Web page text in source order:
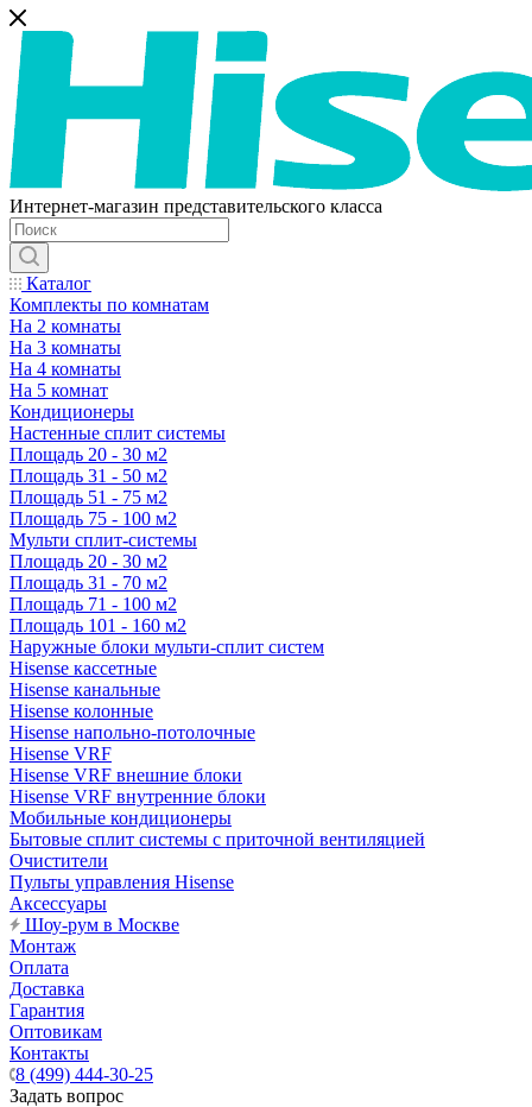
Интернет-магазин представительского класса
Каталог
Комплекты по комнатам
На 2 комнаты
На 3 комнаты
На 4 комнаты
На 5 комнат
Кондиционеры
Настенные сплит системы
Площадь 20 - 30 м2
Площадь 31 - 50 м2
Площадь 51 - 75 м2
Площадь 75 - 100 м2
Мульти сплит-системы
Площадь 20 - 30 м2
Площадь 31 - 70 м2
Площадь 71 - 100 м2
Площадь 101 - 160 м2
Наружные блоки мульти-сплит систем
Hisense кассетные
Hisense канальные
Hisense колонные
Hisense напольно-потолочные
Hisense VRF
Hisense VRF внешние блоки
Hisense VRF внутренние блоки
Мобильные кондиционеры
Бытовые сплит системы с приточной вентиляцией
Очистители
Пульты управления Hisense
Аксессуары
Шоу-рум в Москве
Монтаж
Оплата
Доставка
Гарантия
Оптовикам
Контакты
8 (499) 444-30-25
Задать вопрос